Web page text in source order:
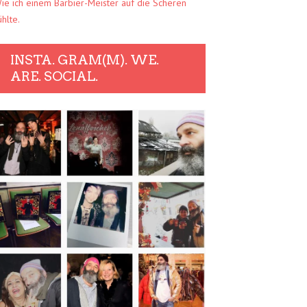
ich einem Barbier-Meister auf die Scheren
INSTA. GRAM(M). WE.
ARE. SOCIAL.